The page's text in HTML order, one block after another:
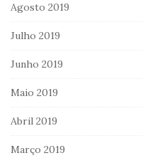
Agosto 2019
Julho 2019
Junho 2019
Maio 2019
Abril 2019
Março 2019